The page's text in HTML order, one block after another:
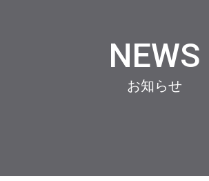
NEWS
お知らせ